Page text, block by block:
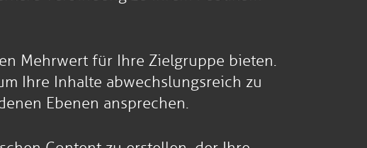
Mehrwert für Ihre Zielgruppe bieten.
Ihre Inhalte abwechslungsreich zu
Ebenen ansprechen.